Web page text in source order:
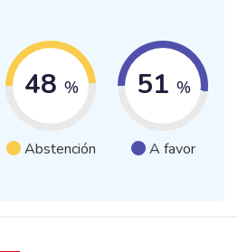
48 %
Abstención
51 %
A favor